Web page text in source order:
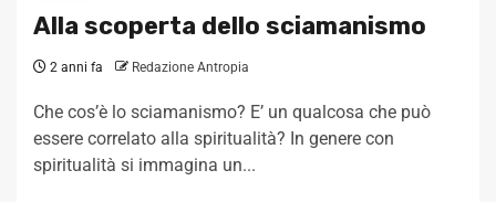
Alla scoperta dello sciamanismo
2 anni fa Redazione Antropia
Che cos’è lo sciamanismo? E’ un qualcosa che può
essere correlato alla spiritualità? In genere con
spiritualità si immagina un...